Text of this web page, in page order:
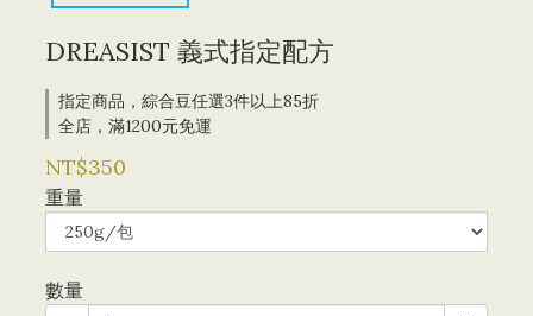
DREASIST 義式指定配方
指定商品，綜合豆任選3件以上85折
全店，滿1200元免運
NT$350
重量
數量